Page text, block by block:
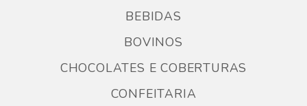
BEBIDAS
BOVINOS
CHOCOLATES E COBERTURAS
CONFEITARIA